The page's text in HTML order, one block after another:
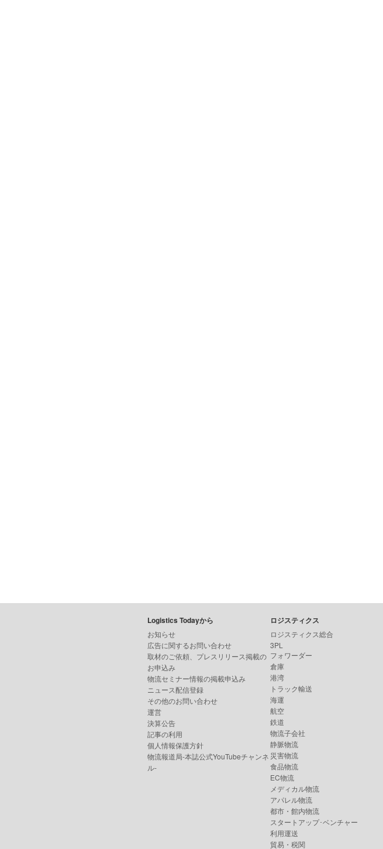
Logistics Todayから
お知らせ
広告に関するお問い合わせ
取材のご依頼、プレスリリース掲載の
お申込み
物流セミナー情報の掲載申込み
ニュース配信登録
その他のお問い合わせ
運営
決算公告
記事の利用
個人情報保護方針
物流報道局-本誌公式YouTubeチャンネ
ル-
ロジスティクス
ロジスティクス総合
3PL
フォワーダー
倉庫
港湾
トラック輸送
海運
航空
鉄道
物流子会社
静脈物流
災害物流
食品物流
EC物流
メディカル物流
アパレル物流
都市・館内物流
スタートアップ･ベンチャー
利用運送
貿易・税関